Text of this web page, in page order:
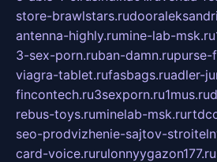
store-brawlstars.ru
antenna-highly.rumine-lab-msk.ru
3-sex-porn.ruban-damn.rupurse-
viagra-tablet.rufasbags.ruadler-
fincontech.ru3sexporn.ru1mus.ru
rebus-toys.ruminelab-msk.ru
seo-prodvizhenie-sajtov-
card-voice.rurulonnyygazon177.ru